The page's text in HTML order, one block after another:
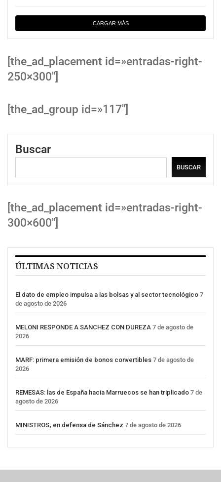
CARGAR MÁS
[the_ad_placement id=»entradas-right-
250×300″]
[the_ad_group id=»117″]
Buscar
BUSCAR
[the_ad_placement id=»entradas-right-
300×600″]
ÚLTIMAS NOTICIAS
El dato de empleo impulsa a las bolsas y al sector tecnológico 7
de agosto de 2026
MELONI RESPONDE A SANCHEZ CON DUREZA 7 de agosto de
2026
MARF: primera emisión de bonos convertibles 7 de agosto de
2026
REMESAS: las de España hacia Marruecos se han triplicado 7 de
agosto de 2026
MINISTROS; en defensa de Sánchez 7 de agosto de 2026